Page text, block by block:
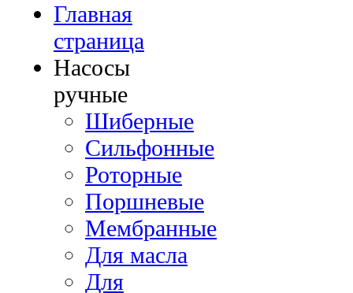
Главная
страница
Насосы
ручные
Шиберные
Сильфонные
Роторные
Поршневые
Мембранные
Для масла
Для